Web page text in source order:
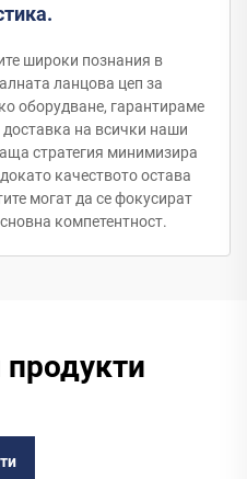
широки познания в
ланцова цеп за
оборудване, гарантираме
на всички наши
стратегия минимизира
качеството остава
могат да се фокусират
компетентност.